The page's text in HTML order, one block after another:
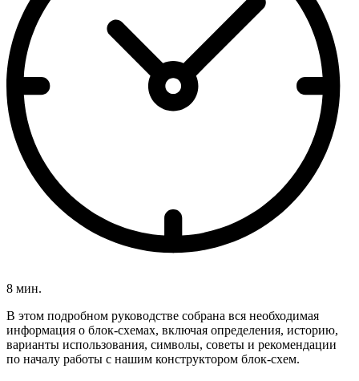
8 мин.
В этом подробном руководстве собрана вся необходимая
информация о блок-схемах, включая определения, историю,
варианты использования, символы, советы и рекомендации
по началу работы с нашим конструктором блок-схем.